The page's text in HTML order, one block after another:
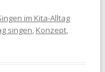
im Kita-Alltag
singen, Konzept,